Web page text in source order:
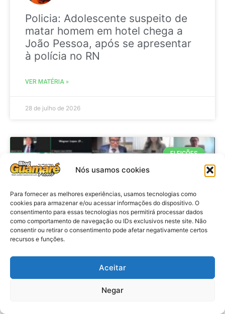
Nós usamos cookies
Para fornecer as melhores experiências, usamos tecnologias como
cookies para armazenar e/ou acessar informações do dispositivo. O
consentimento para essas tecnologias nos permitirá processar dados
como comportamento de navegação ou IDs exclusivos neste site. Não
consentir ou retirar o consentimento pode afetar negativamente certos
recursos e funções.
Aceitar
Negar
Policia: Adolescente suspeito de
matar homem em hotel chega a
João Pessoa, após se apresentar
à polícia no RN
VER MATÉRIA »
28 de julho de 2026
ELEIÇÕES
Eleições 2026: procuradores e
promotores eleitorais realizam
reunião de alinhamento no RN